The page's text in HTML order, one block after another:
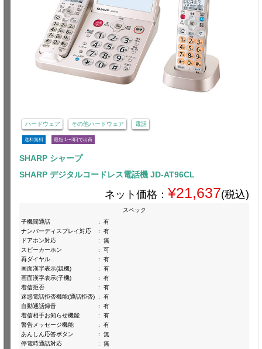
ハードウェア その他ハードウェア 電話
送料無料 最短 1〜3日で出荷
SHARP シャープ
SHARP デジタルコードレス電話機 JD-AT96CL
ネット価格： ¥21,637(税込)
スペック
子機間通話
:
有
ナンバーディスプレイ対応
:
有
ドアホン対応
:
無
スピーカーホン
:
可
再ダイヤル
:
有
画面漢字表示(親機)
:
有
画面漢字表示(子機)
:
有
着信拒否
:
有
迷惑電話拒否機能(通話拒否) :
有
自動通話録音
:
有
着信相手お知らせ機能
:
有
警告メッセージ機能
:
有
あんしん応答ボタン
:
無
停電時通話対応
:
無